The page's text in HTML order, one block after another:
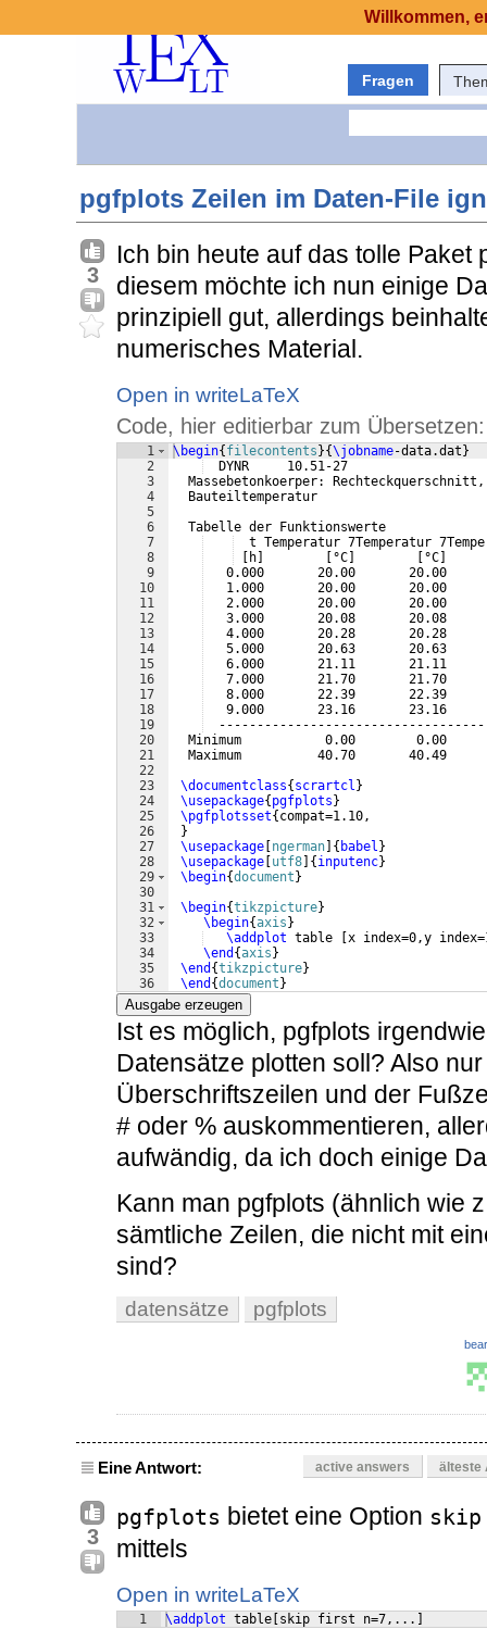
Fragen
pgfplots Zeilen im Daten-File
3
Ich bin heute auf das tolle
diesem möchte ich nun einige
prinzipiell gut, allerdings
numerisches Material.
Open in writeLaTeX
Code, hier editierbar zum Übersetzen:
1
2
3
4
5
6
7
8
9
10
11
12
13
14
15
16
17
18
19
20
21
22
23
24
25
26
27
28
29
30
31
32
33
34
35
36
\begin{ filecontents }{\jobname-data.dat }
DYNR     10.51-27
Massebetonkoerper:
  Bauteiltemperatur
  Tabelle der Funktionswerte
t Temperatur 7Temperatur
h °C °C
0.000       20.00       20.00
1.000       20.00       20.00
2.000       20.00       20.00
3.000       20.08       20.08
4.000       20.28       20.28
5.000       20.63       20.63
6.000       21.11       21.11
7.000       21.70       21.70
8.000       22.39       22.39
9.000       23.16       23.16
Minimum           0.00        0.00
Maximum          40.70       40.49
\documentclass{ scrartcl }
\usepackage{ pgfplots }
\pgfplotsset{ compat=1.10,
}
\usepackage ngerman { babel }
\usepackage utf8 { inputenc}
\begin{document }
\begin{tikzpicture}
\begin{axis }
\addplot table
x index=0,y
\end {axis }
\end {tikzpicture}
\end {document }
Ausgabe erzeugen
Ist es möglich, pgfplots
Datensätze plotten soll? Also
Überschriftszeilen und der
# oder % auskommentieren,
aufwändig, da ich doch einige
Kann man pgfplots (ähnlich wie
sämtliche Zeilen, die nicht mit
sind?
datensätze pgfplots
Eine Antwort: active answers älteste
3
pgfplots bietet eine Option
mittels
Open in writeLaTeX
1 \addplot table skip first n=7,...
Willkommen,